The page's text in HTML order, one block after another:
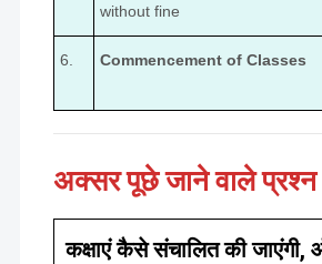
without fine
6. Commencement of Classes
अक्सर पूछे जाने वाले
कक्षाएं कैसे संचालित की जाएंगी,